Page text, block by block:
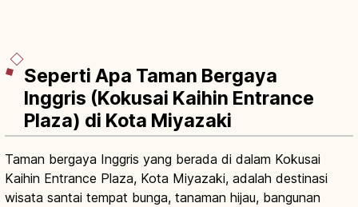
Seperti Apa Taman Bergaya
Inggris (Kokusai Kaihin Entrance
Plaza) di Kota Miyazaki
Taman bergaya Inggris yang berada di dalam Kokusai
Kaihin Entrance Plaza, Kota Miyazaki, adalah destinasi
wisata santai tempat bunga, tanaman hijau, bangunan